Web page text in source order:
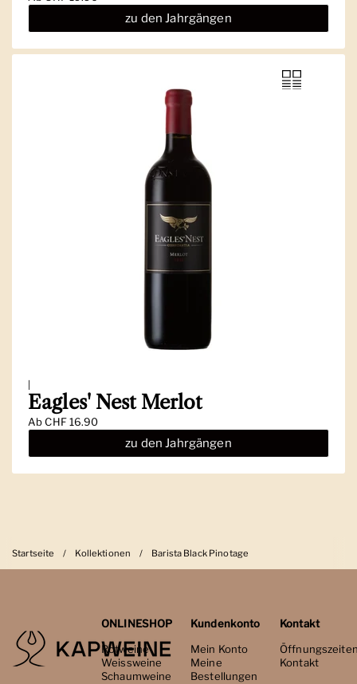
zu den Jahrgängen
|
Eagles' Nest Merlot
AbCHF 16.90
zu den Jahrgängen
Startseite / Kollektionen / Barista Black Pinotage
ONLINESHOP
Rotweine
Weissweine
Schaumweine
Kundenkonto
Mein Konto
Meine
Bestellungen
Kontakt
Kontakt